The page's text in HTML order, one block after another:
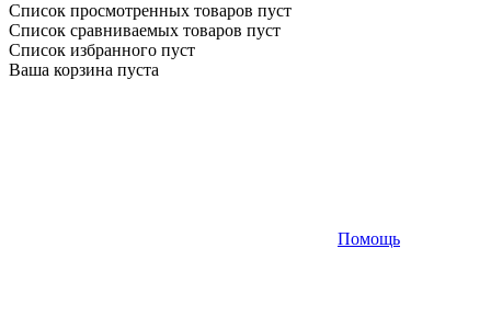
Список просмотренных товаров пуст
Список сравниваемых товаров пуст
Список избранного пуст
Ваша корзина пуста
Помощь